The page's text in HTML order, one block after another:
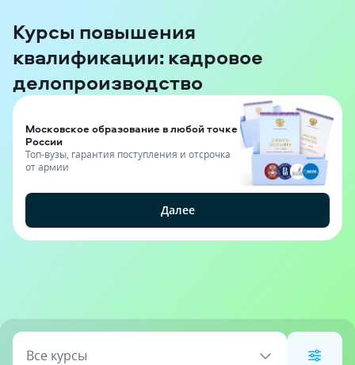
Курсы повышения
квалификации: кадровое
делопроизводство
Московское образование в любой точке
России
Топ-вузы, гарантия поступления и отсрочка
от армии
Далее
Все курсы